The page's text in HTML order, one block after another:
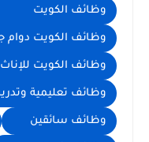
وظائف الكويت
وظائف الكويت دوام
وظائف الكويت
وظائف تعليمية
وظائف سائقين